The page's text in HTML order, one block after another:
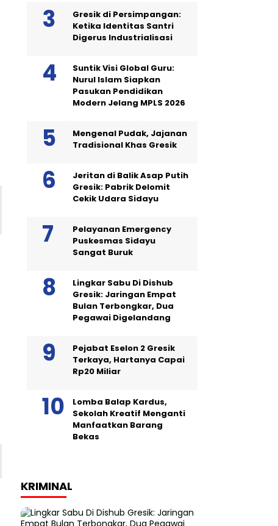
Gresik di Persimpangan:
Ketika Identitas Santri
Digerus Industrialisasi
Suntik Visi Global Guru:
Nurul Islam Siapkan
Pasukan Pendidikan
Modern Jelang MPLS 2026
Mengenal Pudak, Jajanan
Tradisional Khas Gresik
Jeritan di Balik Asap Putih
Gresik: Pabrik Delomit
Cekik Udara Sidayu
Pelayanan Emergency
Puskesmas Sidayu
Sangat Buruk
Lingkar Sabu Di Dishub
Gresik: Jaringan Empat
Bulan Terbongkar, Dua
Pegawai Digelandang
Pejabat Eselon 2 Gresik
Terkaya, Hartanya Capai
Rp20 Miliar
Lomba Balap Kardus,
Sekolah Kreatif Menganti
Manfaatkan Barang
Bekas
KRIMINAL